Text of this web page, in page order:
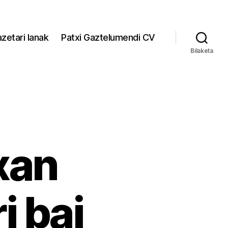
lanak Patxi Gaztelumendi CV
Bilaketa
bai